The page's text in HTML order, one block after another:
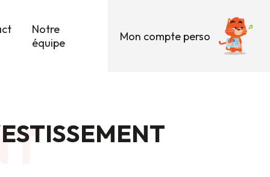
Notre
équipe
Mon compte perso